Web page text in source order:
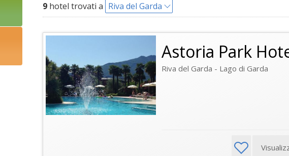
9 hotel trovati a Riva del Garda
Astoria Park
Riva del Garda - Lago di Garda